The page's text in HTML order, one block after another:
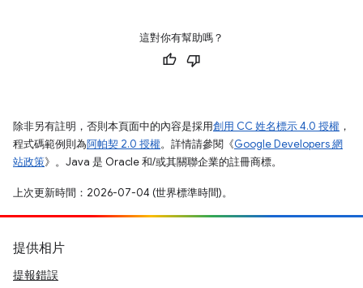
這對你有幫助嗎？
除非另有註明，否則本頁面中的內容是採用創用 CC 姓名標示 4.0 授權 ，
程式碼範例則為阿帕契 2.0 授權。詳情請參閱《Google Developers 網
站政策》。Java 是 Oracle 和/或其關聯企業的註冊商標。
上次更新時間：2026-07-04 (世界標準時間)。
提供相片
提報錯誤